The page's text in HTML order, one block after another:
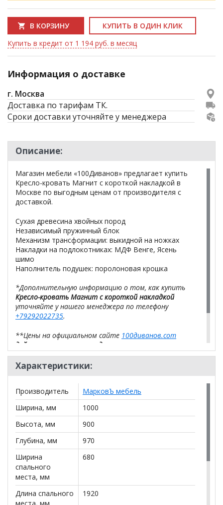
В КОРЗИНУ
КУПИТЬ В ОДИН КЛИК
Купить в кредит от 1 194 руб. в месяц
Информация о доставке
г. Москва
Доставка по тарифам ТК.
Сроки доставки уточняйте у менеджера
Описание:
Магазин мебели «100Диванов» предлагает купить
Кресло-кровать Магнит с короткой накладкой в
Москве по выгодным ценам от производителя с
доставкой.
Сухая древесина хвойных пород
Независимый пружинный блок
Механизм трансформации: выкидной на ножках
Накладки на подлокотниках: МДФ Венге, Ясень
шимо
Наполнитель подушек: поролоновая крошка
*Дополнительную информацию о том, как купить
Кресло-кровать Магнит с короткой накладкой
уточняйте у нашего менеджера по телефону
+79292022735.
**Цены на официальном сайте 100диванов.com
действительны только для интернет-магазина
могут отличаться от цен в розничных магазинах-
салонах сети!
Характеристики:
Производитель
МарковЪ мебель
Ширина, мм
1000
Высота, мм
900
Глубина, мм
970
Ширина
спального
места, мм
680
Длина спального
1920